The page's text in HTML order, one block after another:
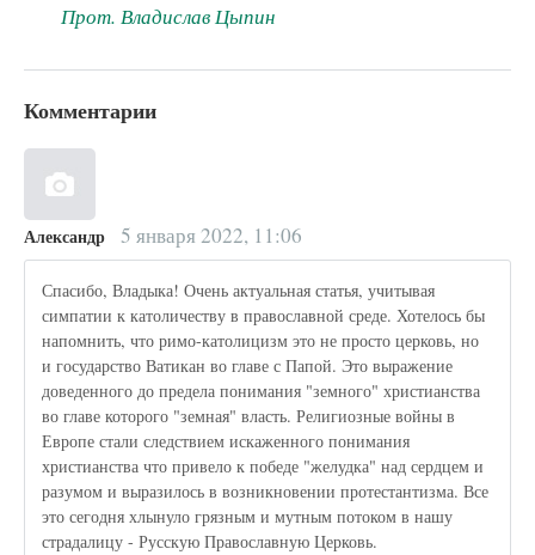
Прот. Владислав Цыпин
Комментарии
Александр 5 января 2022, 11:06
Спасибо, Владыка! Очень актуальная статья, учитывая
симпатии к католичеству в православной среде. Хотелось бы
напомнить, что римо-католицизм это не просто церковь, но
и государство Ватикан во главе с Папой. Это выражение
доведенного до предела понимания "земного" христианства
во главе которого "земная" власть. Религиозные войны в
Европе стали следствием искаженного понимания
христианства что привело к победе "желудка" над сердцем и
разумом и выразилось в возникновении протестантизма. Все
это сегодня хлынуло грязным и мутным потоком в нашу
страдалицу - Русскую Православную Церковь.